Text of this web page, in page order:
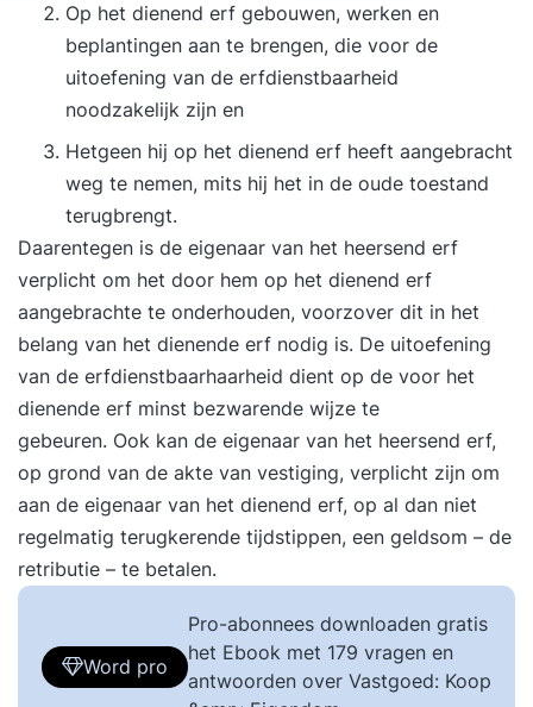
Op het dienend erf gebouwen, werken en
beplantingen aan te brengen, die voor de
uitoefening van de erfdienstbaarheid
noodzakelijk zijn en
Hetgeen hij op het dienend erf heeft aangebracht
weg te nemen, mits hij het in de oude toestand
terugbrengt.
Daarentegen is de eigenaar van het heersend erf
verplicht om het door hem op het dienend erf
aangebrachte te onderhouden, voorzover dit in het
belang van het dienende erf nodig is. De uitoefening
van de erfdienstbaarhaarheid dient op de voor het
dienende erf minst bezwarende wijze te
gebeuren. Ook kan de eigenaar van het heersend erf,
op grond van de akte van vestiging, verplicht zijn om
aan de eigenaar van het dienend erf, op al dan niet
regelmatig terugkerende tijdstippen, een geldsom – de
retributie – te betalen.
Word pro
Pro-abonnees downloaden gratis
het Ebook met 179 vragen en
antwoorden over Vastgoed: Koop